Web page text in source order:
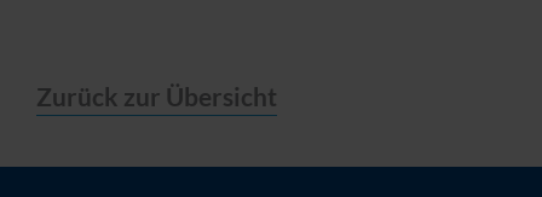
Zurück zur Übersicht